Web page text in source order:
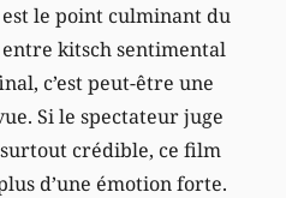
le point culminant du
kitsch sentimental
c’est peut-être une
Si le spectateur juge
crédible, ce film
d’une émotion forte.